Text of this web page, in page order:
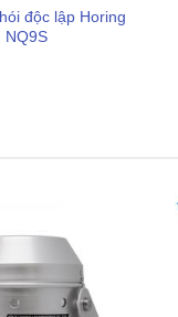
độc lập Horing
NQ9S